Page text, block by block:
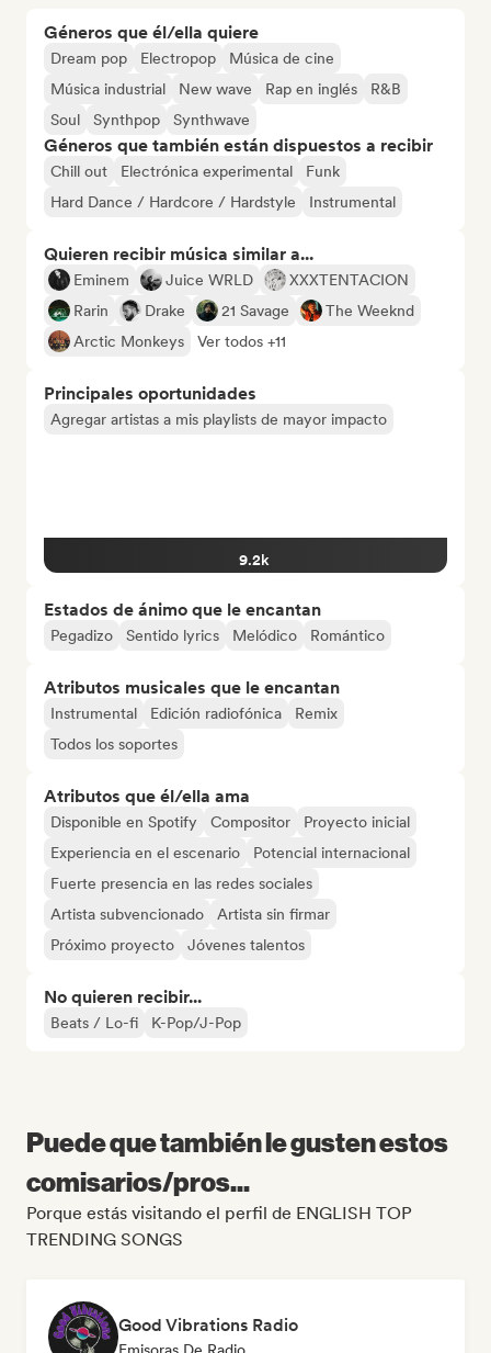
Géneros que él/ella quiere
Dream pop Electropop
Música de cine
Música industrial
New wave Rap en inglés
R&B
Soul
Synthpop Synthwave
Géneros que también están dispuestos a recibir
Chill out Electrónica experimental
Funk
Hard Dance / Hardcore / Hardstyle
Instrumental
Quieren recibir música similar a...
Eminem Juice WRLD
XXXTENTACION
Rarin
Drake 21 Savage
The Weeknd
Arctic Monkeys
Ver todos +11
Principales oportunidades
Agregar artistas a mis playlists de mayor impacto
9.2k
Estados de ánimo que le encantan
Pegadizo Sentido lyrics Melódico Romántico
Atributos musicales que le encantan
Instrumental Edición radiofónica
Remix
Todos los soportes
Atributos que él/ella ama
Disponible en Spotify Compositor
Proyecto inicial
Experiencia en el escenario
Potencial internacional
Fuerte presencia en las redes sociales
Artista subvencionado
Artista sin firmar
Próximo proyecto
Jóvenes talentos
No quieren recibir...
Beats / Lo-fi K-Pop/J-Pop
Puede que también le gusten estos
comisarios/pros...
Porque estás visitando el perfil de ENGLISH TOP
TRENDING SONGS
Good Vibrations Radio